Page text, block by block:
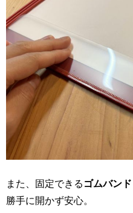
また、固定できるゴムバンド
勝手に開かず安心。